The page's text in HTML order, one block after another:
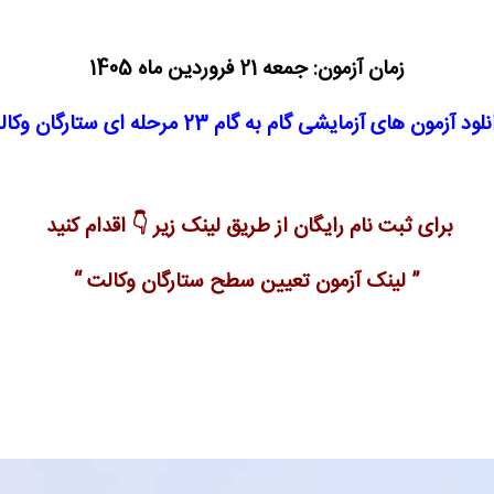
زمان آزمون: جمعه 21 فروردین ماه 1405
آزمون های آزمایشی گام به گام 23 مرحله ای ستارگان وکالت
برای ثبت نام رایگان از طریق لینک زیر 👇 اقدام کنید
” لینک آزمون تعیین سطح ستارگان وکالت “